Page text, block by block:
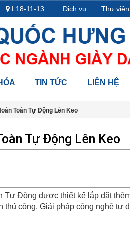
L18-11-13, Tầng 18, tòa nhà Vincom
Dịch vụ Thư viện
TIN TỨC LIÊN HỆ
Toàn Tự Động Lên Keo
Tự Động Lên Keo
Tự Động được thiết kế lắp đặt
thủ công. Giải pháp công nghệ tự